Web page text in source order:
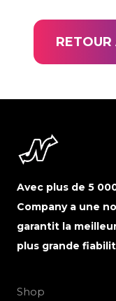
RETOUR
Avec plus de 5
Company a une
garantit la
plus grande
Shop